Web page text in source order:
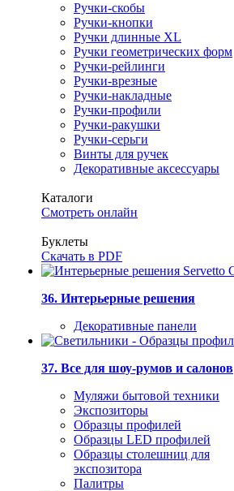
Ручки-скобы
Ручки-кнопки
Ручки длинные XL
Ручки геометрических форм
Ручки-рейлинги
Ручки-врезные
Ручки-накладные
Ручки-профили
Ручки-ракушки
Ручки-серьги
Винты для ручек
Декоративные аксессуары
Каталоги
Смотреть онлайн
Буклеты
Скачать в PDF
36. Интерьерные решения
Декоративные панели
37. Все для шоу-румов и салонов
Муляжи бытовой техники
Экспозиторы
Образцы профилей
Образцы LED профилей
Образцы столешниц для
экспозитора
Палитры